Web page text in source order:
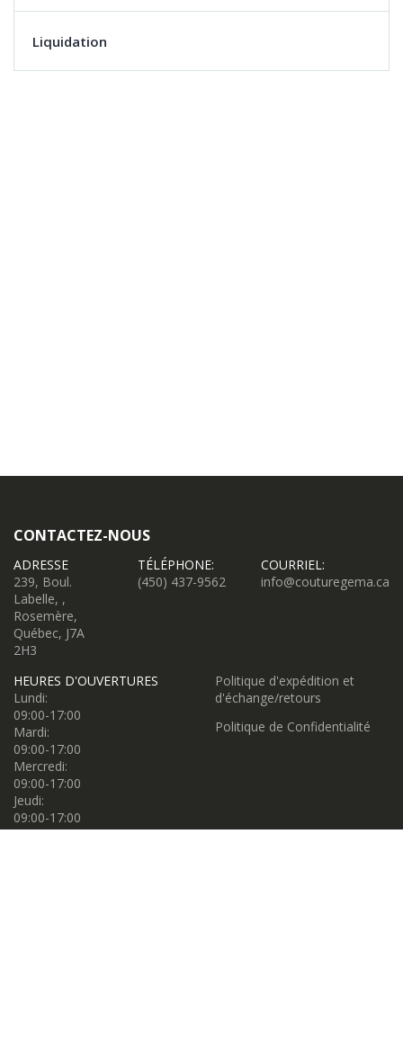
Liquidation
CONTACTEZ-NOUS
ADRESSE
239, Boul.
Labelle, ,
Rosemère,
Québec, J7A
2H3
TÉLÉPHONE:
(450) 437-9562
COURRIEL:
info@couturegema.ca
HEURES D'OUVERTURES
Lundi:
09:00-17:00
Mardi:
09:00-17:00
Mercredi:
09:00-17:00
Jeudi:
09:00-17:00
Vendredi:
Politique d'expédition et
d'échange/retours
Politique de Confidentialité